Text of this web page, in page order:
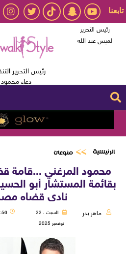
تابعنا
رئيس التحرير
لميس عبد الله
رئيس التحرير
دعاء محمود
الرئيسية منوعات
محمود المرغني ...قامة
بقائمة المستشار أبو
نادي قضاه مصر
ماهر بدر
السبت ، 22
نوفمبر 2025